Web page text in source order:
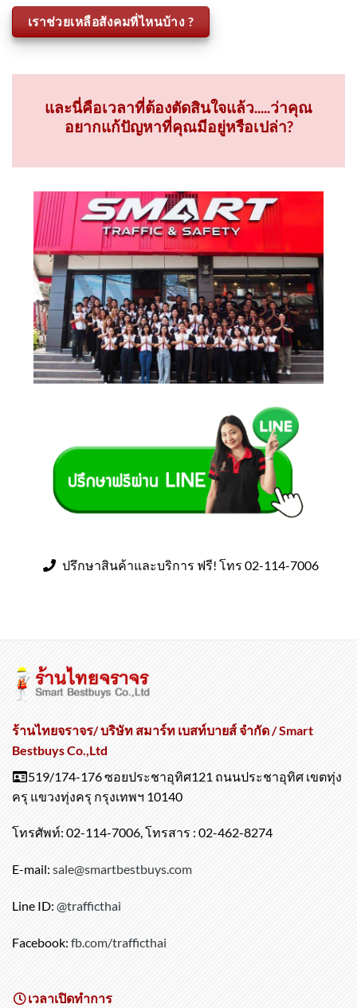
ด้วย
และนี่คือเวลาที่ต้องตัดสินใจแล้ว.....ว่าคุณ
Bestbuys Co.,Ltd
519/174-176 ซอยประชาอุทิศ121 ถนนประชาอุทิศ เขตทุ่ง
ครุ แขวงทุ่งครุ กรุงเทพฯ 10140
โทรศัพท์: 02-114-7006, โทรสาร : 02-462-8274
E-mail:sale@smartbestbuys.com
Line ID:@trafficthai